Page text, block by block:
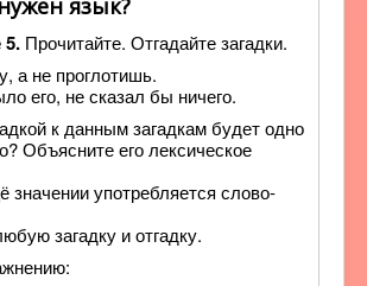
язык?
5. Прочитайте. Отгадайте загадки.
а не проглотишь.
его, не сказал бы ничего.
к данным загадкам будет одно
Объясните его лексическое
значении употребляется слово-
загадку и отгадку.